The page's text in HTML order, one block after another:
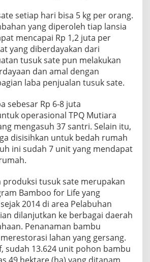
setiap hari bisa 5 kg per orang.
yang diperoleh tiap lansia
mencapai Rp 1,2 juta per
yang diberdayakan dari
tusuk sate pun melakukan
dan amal dengan
laba penjualan tusuk sate.
sebesar Rp 6-8 juta
operasional TPQ Mutiara
mengasuh 37 santri. Selain itu,
disisihkan untuk bedah rumah
ini sudah 7 unit yang mendapat
produksi tusuk sate merupakan
Bamboo for Life yang
2014 di area Pelabuhan
dilanjutkan ke berbagai daerah
Penanaman bambu
lahan yang gersang.
sudah 13.624 unit pohon bambu
49 hektare (ha) yang ditanam